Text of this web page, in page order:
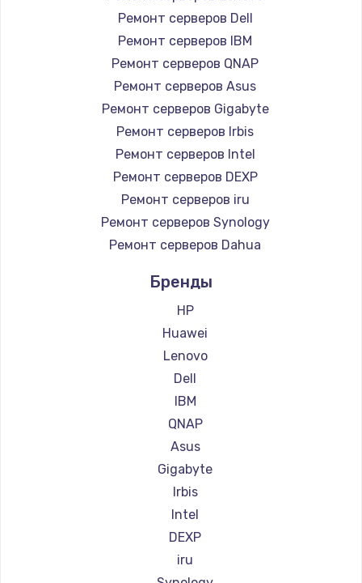
Ремонт серверов Dell
Ремонт серверов IBM
Ремонт серверов QNAP
Ремонт серверов Asus
Ремонт серверов Gigabyte
Ремонт серверов Irbis
Ремонт серверов Intel
Ремонт серверов DEXP
Ремонт серверов iru
Ремонт серверов Synology
Ремонт серверов Dahua
Бренды
HP
Huawei
Lenovo
Dell
IBM
QNAP
Asus
Gigabyte
Irbis
Intel
DEXP
iru